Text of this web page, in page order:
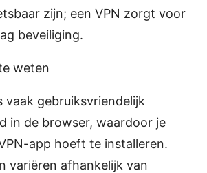
zijn; een VPN zorgt voor
beveiliging.
weten
vaak gebruiksvriendelijk
in de browser, waardoor je
app hoeft te installeren.
variëren afhankelijk van